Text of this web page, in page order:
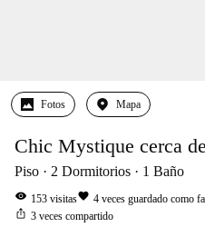
Fotos Mapa
Chic Mystique cerca
Piso 2 Dormitorios 1 Baño
visibility 153 visitasfavorite 4 veces guardado como
ios_share 3 veces compartido